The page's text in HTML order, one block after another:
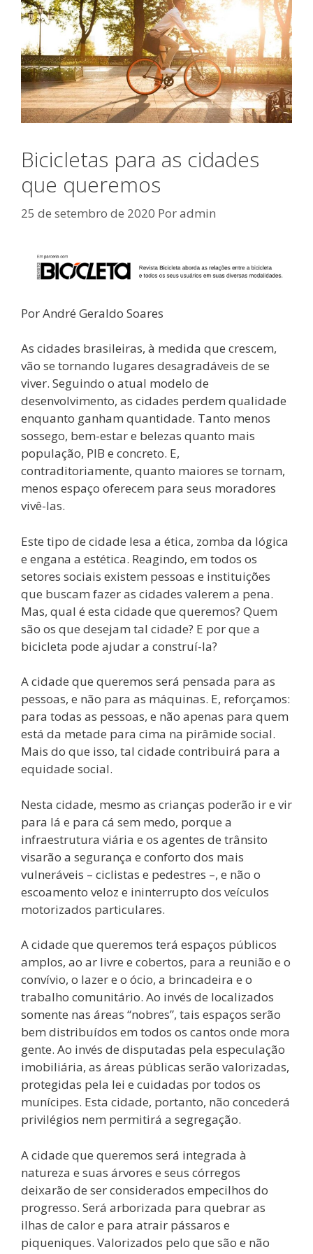
Bicicletas para as cidades
que queremos
25 de setembro de 2020 Poradmin
Por André Geraldo Soares
As cidades brasileiras, à medida que crescem,
vão se tornando lugares desagradáveis de se
viver. Seguindo o atual modelo de
desenvolvimento, as cidades perdem qualidade
enquanto ganham quantidade. Tanto menos
sossego, bem-estar e belezas quanto mais
população, PIB e concreto. E,
contraditoriamente, quanto maiores se tornam,
menos espaço oferecem para seus moradores
vivê-las.
Este tipo de cidade lesa a ética, zomba da lógica
e engana a estética. Reagindo, em todos os
setores sociais existem pessoas e instituições
que buscam fazer as cidades valerem a pena.
Mas, qual é esta cidade que queremos? Quem
são os que desejam tal cidade? E por que a
bicicleta pode ajudar a construí-la?
A cidade que queremos será pensada para as
pessoas, e não para as máquinas. E, reforçamos:
para todas as pessoas, e não apenas para quem
está da metade para cima na pirâmide social.
Mais do que isso, tal cidade contribuirá para a
equidade social.
Nesta cidade, mesmo as crianças poderão ir e vir
para lá e para cá sem medo, porque a
infraestrutura viária e os agentes de trânsito
visarão a segurança e conforto dos mais
vulneráveis – ciclistas e pedestres –, e não o
escoamento veloz e ininterrupto dos veículos
motorizados particulares.
A cidade que queremos terá espaços públicos
amplos, ao ar livre e cobertos, para a reunião e o
convívio, o lazer e o ócio, a brincadeira e o
trabalho comunitário. Ao invés de localizados
somente nas áreas “nobres”, tais espaços serão
bem distribuídos em todos os cantos onde mora
gente. Ao invés de disputadas pela especulação
imobiliária, as áreas públicas serão valorizadas,
protegidas pela lei e cuidadas por todos os
munícipes. Esta cidade, portanto, não concederá
privilégios nem permitirá a segregação.
A cidade que queremos será integrada à
natureza e suas árvores e seus córregos
deixarão de ser considerados empecilhos do
progresso. Será arborizada para quebrar as
ilhas de calor e para atrair pássaros e
piqueniques. Valorizados pelo que são e não